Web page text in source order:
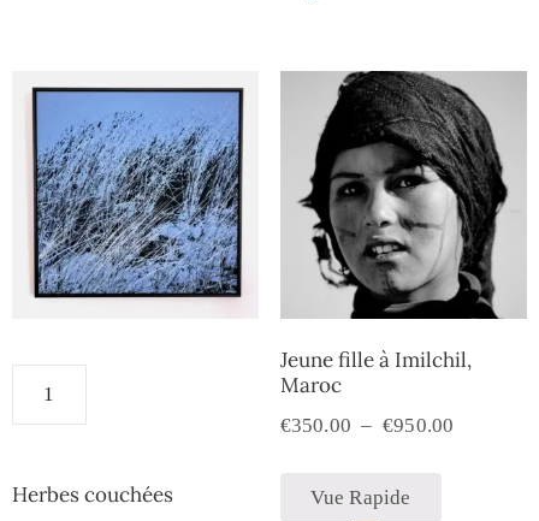
Herbes couchées
Jeune fille à Imilchil,
Maroc
€350.00 – €950.00
Vue Rapide